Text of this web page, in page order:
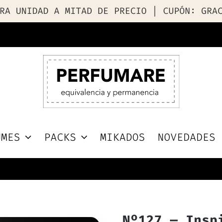
UNIDAD A MITAD DE PRECIO | CUPÓN:
PACKS MIKADOS NOVEDADES